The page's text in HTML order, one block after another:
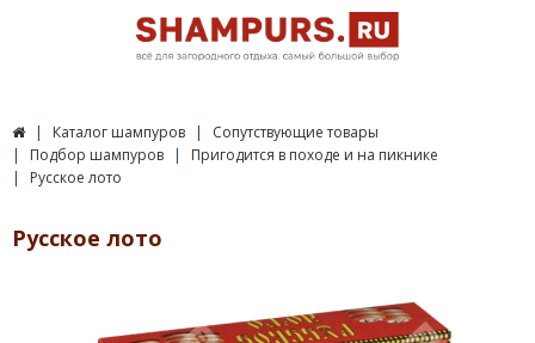
Каталог шампуров
Сопутствующие товары
Подбор шампуров
Пригодится в походе и на пикнике
Русское лото
Русское лото